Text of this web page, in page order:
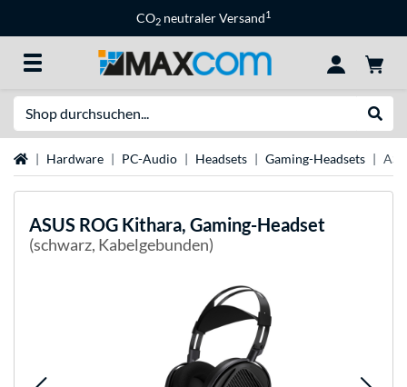
CO2 neutraler Versand1
StartseiteHardware PC-Audio Headsets Gaming-Headsets
ASUS ROG Kithara, Gaming-Headset
(schwarz, Kabelgebunden)